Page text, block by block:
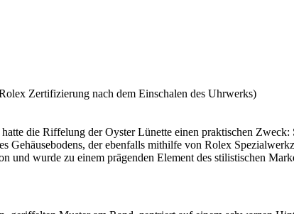
Zertifizierung nach dem Einschalen des Uhrwerks)
die Riffelung der Oyster Lünette einen praktischen
Gehäuse­bodens, der ebenfalls mithilfe von Rolex
wurde zu einem prägenden Element des stilistischen